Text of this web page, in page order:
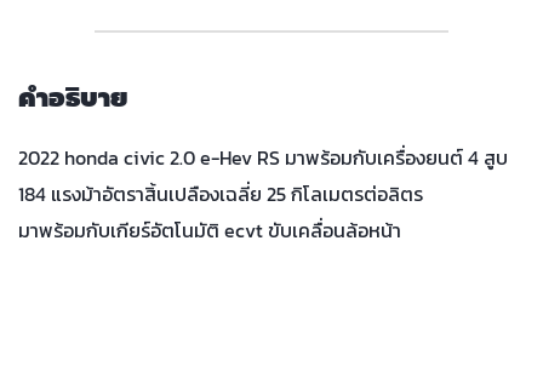
คำอธิบาย
2022 honda civic 2.0 e-Hev RS มาพร้อมกับเครื่องยนต์ 4 สูบ
184 แรงม้าอัตราสิ้นเปลืองเฉลี่ย 25 กิโลเมตรต่อลิตร
มาพร้อมกับเกียร์อัตโนมัติ ecvt ขับเคลื่อนล้อหน้า